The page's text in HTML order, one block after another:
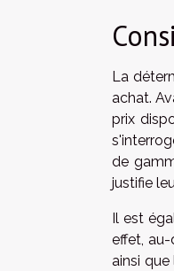
La
achat.
prix
de
justifie
Il est
effet,
ainsi